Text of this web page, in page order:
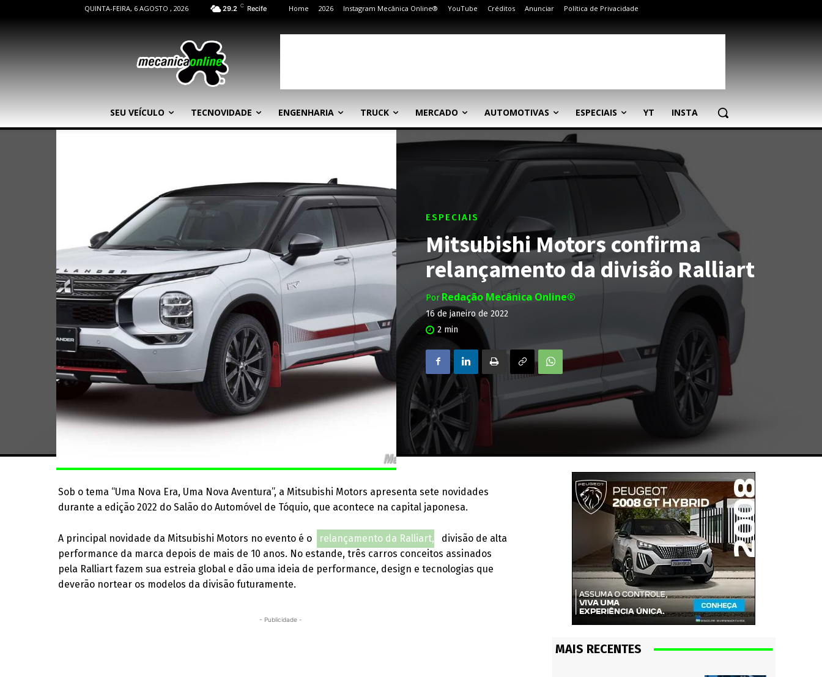
QUINTA-FEIRA, 6 AGOSTO , 2026 29.2 C Recife Home 2026 Instagram Mecânica Online® YouTube Créditos Anunciar Política de Privacidade
SEU VEÍCULO TECNOVIDADE ENGENHARIA TRUCK MERCADO AUTOMOTIVAS ESPECIAIS YT INSTA
ESPECIAIS
Mitsubishi Motors confirma
relançamento da divisão Ralliart
Por Redação Mecânica Online®
16 de janeiro de 2022
2 min
Sob o tema “Uma Nova Era, Uma Nova Aventura”, a Mitsubishi Motors apresenta sete novidades
durante a edição 2022 do Salão do Automóvel de Tóquio, que acontece na capital japonesa.
A principal novidade da Mitsubishi Motors no evento é o relançamento da Ralliart,
divisão de alta
performance da marca depois de mais de 10 anos. No estande, três carros conceitos assinados
pela Ralliart fazem sua estreia global e dão uma ideia de performance, design e tecnologias que
deverão nortear os modelos da divisão futuramente.
- Publicidade -
MAIS RECENTES